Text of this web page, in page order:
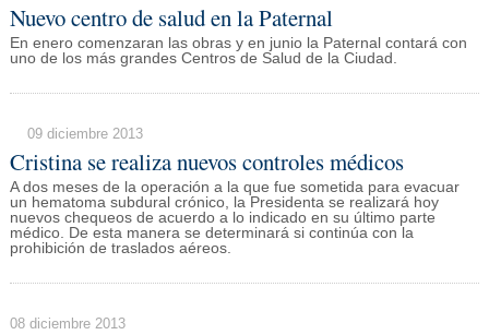
Nuevo centro de salud en la Paternal
En enero comenzaran las obras y en junio la Paternal contará con
uno de los más grandes Centros de Salud de la Ciudad.
09 diciembre 2013
Cristina se realiza nuevos controles médicos
A dos meses de la operación a la que fue sometida para evacuar
un hematoma subdural crónico, la Presidenta se realizará hoy
nuevos chequeos de acuerdo a lo indicado en su último parte
médico. De esta manera se determinará si continúa con la
prohibición de traslados aéreos.
08 diciembre 2013